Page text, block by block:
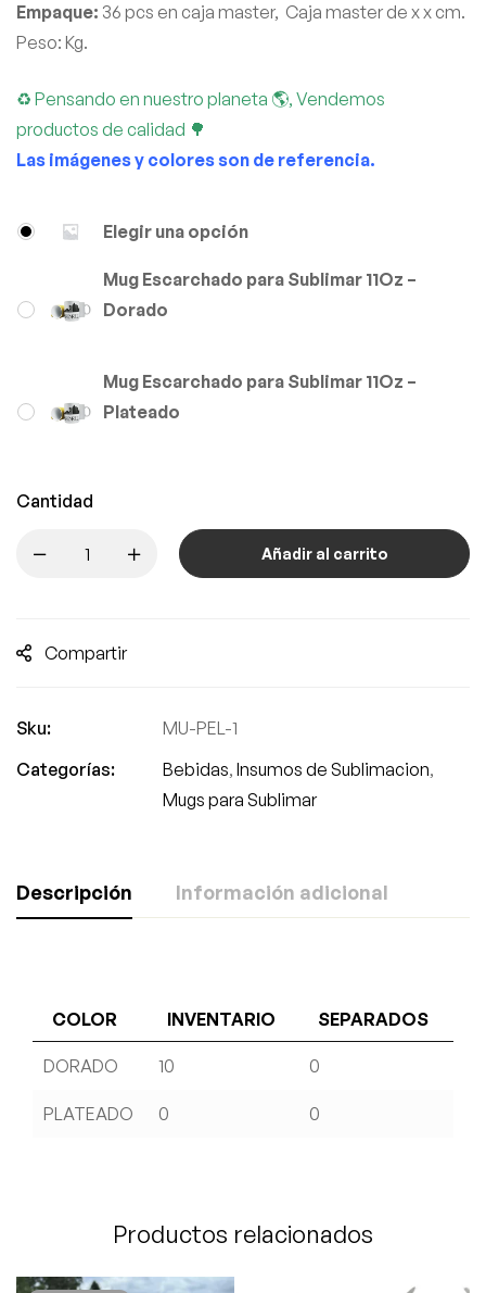
Empaque: 36 pcs en caja master, Caja master de x x cm.
Peso: Kg.
♻ Pensando en nuestro planeta 🌎, Vendemos
productos de calidad 🌳
Las imágenes y colores son de referencia.
Elegir una opción
Mug Escarchado para Sublimar 11Oz –
Dorado
Mug Escarchado para Sublimar 11Oz –
Plateado
Cantidad
Añadir al carrito
Compartir
Sku:
MU-PEL-1
Categorías:
Bebidas, Insumos de Sublimacion,
Mugs para Sublimar
Descripción Información adicional
COLOR INVENTARIO SEPARADOS
DORADO 10 0
PLATEADO 0 0
Productos relacionados